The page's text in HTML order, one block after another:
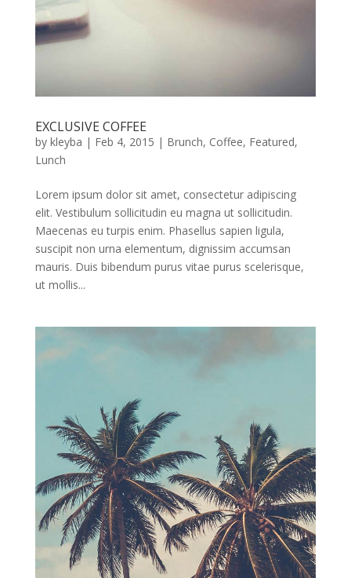
EXCLUSIVE COFFEE
by kleyba | Feb 4, 2015 | Brunch, Coffee, Featured,
Lunch
Lorem ipsum dolor sit amet, consectetur adipiscing
elit. Vestibulum sollicitudin eu magna ut sollicitudin.
Maecenas eu turpis enim. Phasellus sapien ligula,
suscipit non urna elementum, dignissim accumsan
mauris. Duis bibendum purus vitae purus scelerisque,
ut mollis...